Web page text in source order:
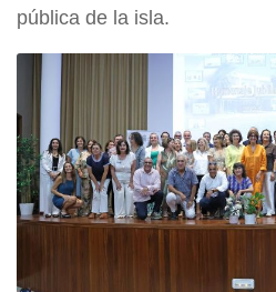
pública de la isla.